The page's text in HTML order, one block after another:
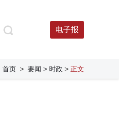
电子报
首页 > 要闻 > 时政 > 正文